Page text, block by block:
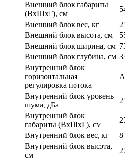
Внешний блок габариты
(ВхШхГ), см
Внешний блок вес, кг
Внешний блок высота, см
Внешний блок ширина, см
Внешний блок глубина, см
Внутренний блок
горизонтальная
регулировка потока
Внутренний блок уровень
шума, дБа
Внутренний блок
габариты (ВхШхГ), см
Внутренний блок вес, кг
8
Внутренний блок высота,
см